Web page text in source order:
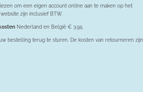
om een eigen account online aan te maken op het
zijn inclusief BTW.
Nederland en België € 3,95.
bestelling terug te sturen. De kosten van retourneren zijn